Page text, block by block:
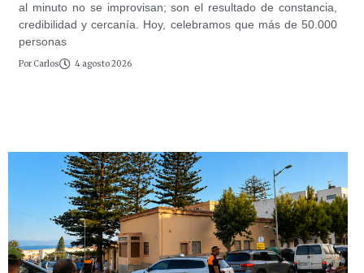
al minuto no se improvisan; son el resultado de constancia,
credibilidad y cercanía. Hoy, celebramos que más de 50.000
personas
Por Carlos 4 agosto 2026